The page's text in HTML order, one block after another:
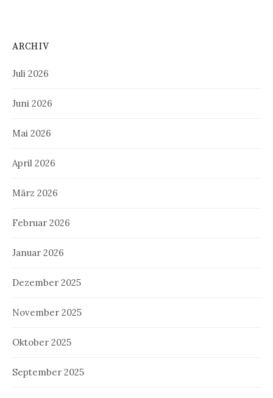
ARCHIV
Juli 2026
Juni 2026
Mai 2026
April 2026
März 2026
Februar 2026
Januar 2026
Dezember 2025
November 2025
Oktober 2025
September 2025